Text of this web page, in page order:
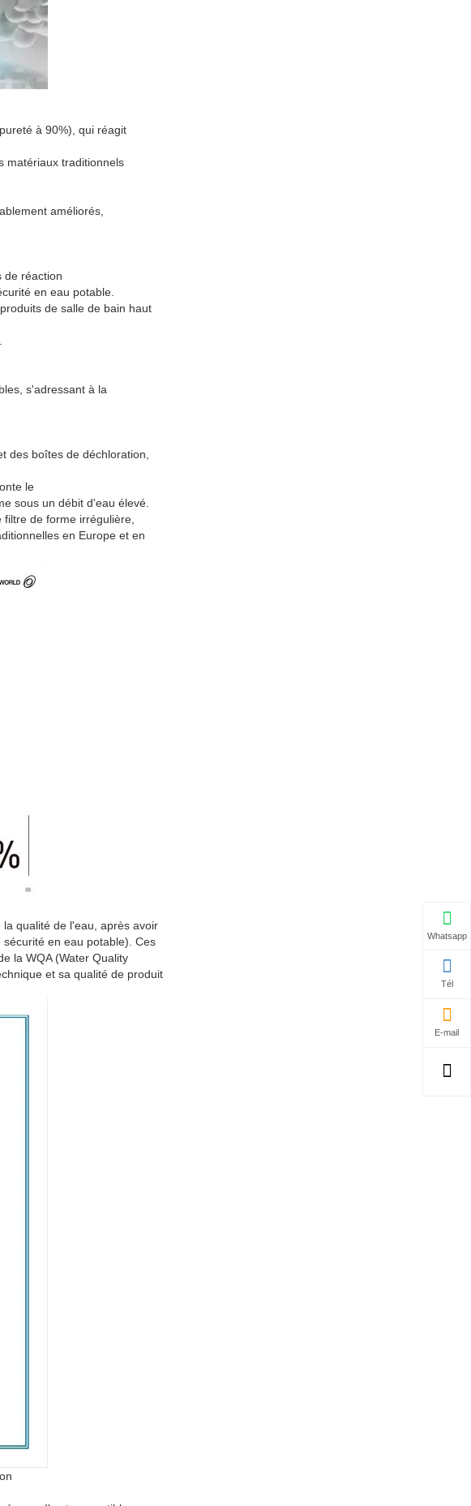
Whatsapp
Tél
E-mail
à 90%), qui réagit
matériaux traditionnels
améliorés,
de réaction
en eau potable.
de salle de bain haut
s'adressant à la
des boîtes de déchloration,
le
sous un débit d'eau élevé.
de forme irrégulière,
en Europe et en
qualité de l'eau, après avoir
en eau potable). Ces
la WQA (Water Quality
et sa qualité de produit